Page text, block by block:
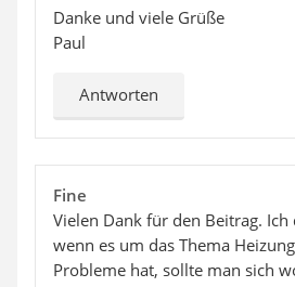
Danke und viele Grüße
Paul
Antworten
Fine
Vielen Dank für den Beitrag. Ich
wenn es um das Thema
Probleme hat, sollte man sich